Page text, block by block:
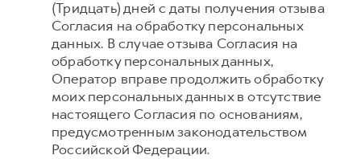
(Тридцать) дней с даты получения отзыва
Согласия на обработку персональных
данных. В случае отзыва Согласия на
обработку персональных данных,
Оператор вправе продолжить обработку
моих персональных данных в отсутствие
настоящего Согласия по основаниям,
предусмотренным законодательством
Российской Федерации.